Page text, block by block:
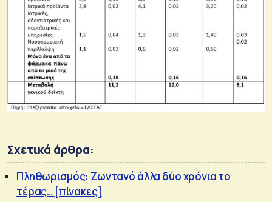
Σχετικά άρθρα:
Πληθωρισμός: Ζωντανό άλλα δύο χρόνια το
τέρας… [πίνακες]